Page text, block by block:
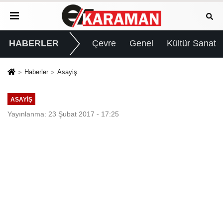
HABERLER Çevre Genel Kültür Sanat
Haberler Asayiş
ASAYIŞ
Yayınlanma: 23 Şubat 2017 - 17:25